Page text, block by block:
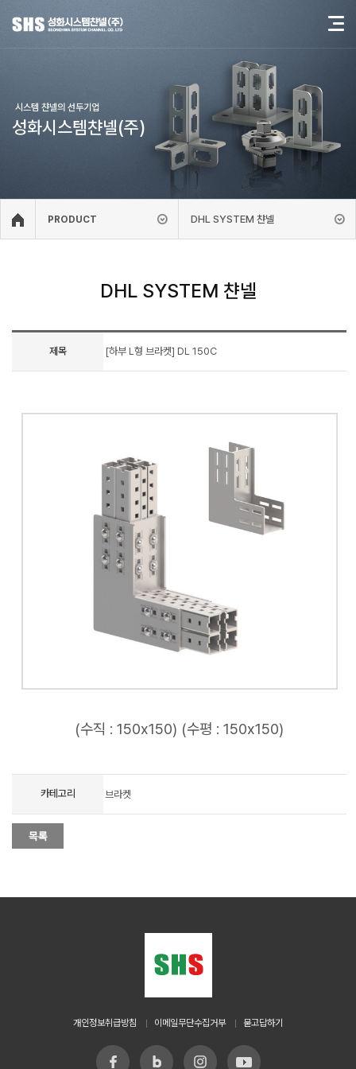
시스템 챤넬의 선두기업
성화시스템챤넬(주)
PRODUCT DHL SYSTEM 챤넬
DHL SYSTEM 챤넬
제목 [하부 L형 브라켓] DL 150C
(수직 : 150x150) (수평 : 150x150)
카테고리 브라켓
개인정보취급방침 이메일무단수집거부 묻고답하기